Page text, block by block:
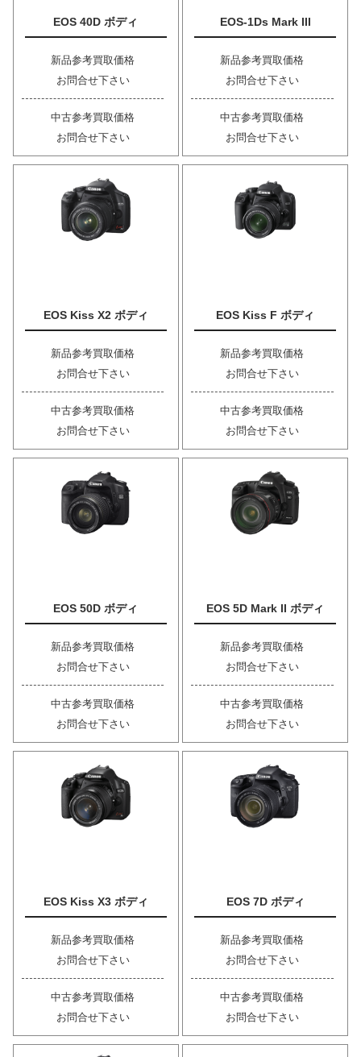
EOS 40D ボディ
新品参考買取価格
お問合せ下さい
中古参考買取価格
お問合せ下さい
EOS-1Ds Mark III
新品参考買取価格
お問合せ下さい
中古参考買取価格
お問合せ下さい
EOS Kiss X2 ボディ
新品参考買取価格
お問合せ下さい
中古参考買取価格
お問合せ下さい
EOS Kiss F ボディ
新品参考買取価格
お問合せ下さい
中古参考買取価格
お問合せ下さい
EOS 50D ボディ
新品参考買取価格
お問合せ下さい
中古参考買取価格
お問合せ下さい
EOS 5D Mark II ボディ
新品参考買取価格
お問合せ下さい
中古参考買取価格
お問合せ下さい
EOS Kiss X3 ボディ
新品参考買取価格
お問合せ下さい
中古参考買取価格
お問合せ下さい
EOS 7D ボディ
新品参考買取価格
お問合せ下さい
中古参考買取価格
お問合せ下さい